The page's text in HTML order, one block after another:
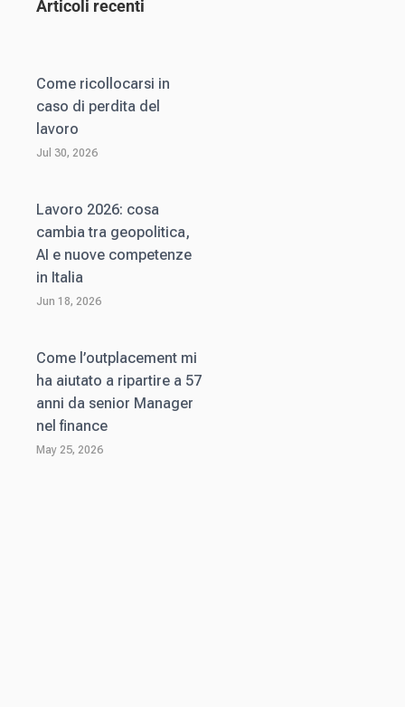
Articoli recenti
Come ricollocarsi in
caso di perdita del
lavoro
Jul 30, 2026
Lavoro 2026: cosa
cambia tra geopolitica,
AI e nuove competenze
in Italia
Jun 18, 2026
Come l’outplacement mi
ha aiutato a ripartire a 57
anni da senior Manager
nel finance
May 25, 2026